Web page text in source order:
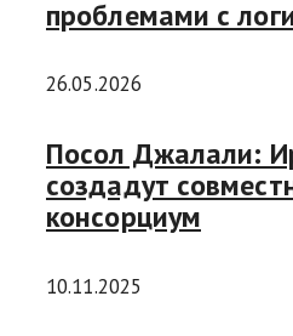
проблемами с
26.05.2026
Посол Джалали:
создадут
консорциум
10.11.2025